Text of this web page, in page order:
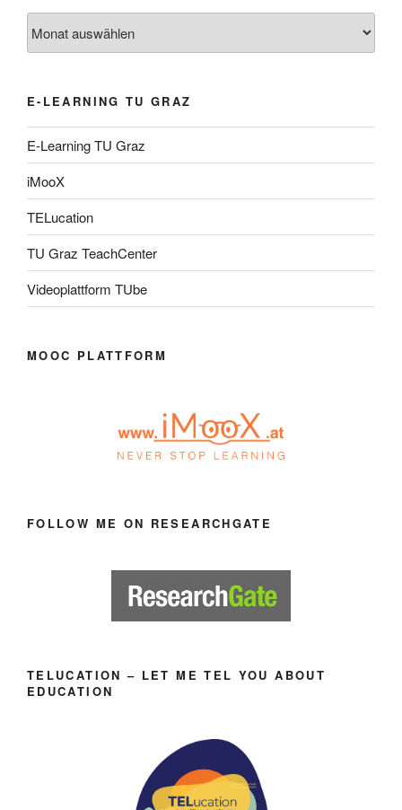
E-LEARNING TU GRAZ
E-Learning TU Graz
iMooX
TELucation
TU Graz TeachCenter
Videoplattform TUbe
MOOC PLATTFORM
FOLLOW ME ON RESEARCHGATE
TELUCATION – LET ME TEL YOU ABOUT
EDUCATION